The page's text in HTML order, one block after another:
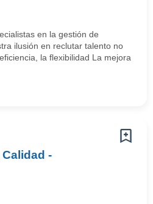
en la gestión de
ilusión en reclutar talento no
la flexibilidad La mejora
-